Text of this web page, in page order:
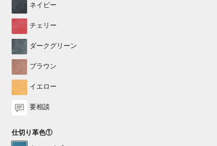
ネイビー
チェリー
ダークグリーン
ブラウン
イエロー
要相談
仕切り革色①